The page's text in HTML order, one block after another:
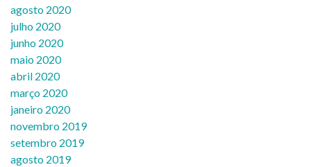
agosto 2020
julho 2020
junho 2020
maio 2020
abril 2020
março 2020
janeiro 2020
novembro 2019
setembro 2019
agosto 2019